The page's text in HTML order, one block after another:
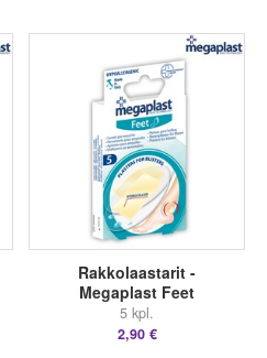
Rakkolaastarit -
Megaplast Feet
5 kpl.
2,90 €